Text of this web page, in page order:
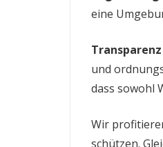
eine
Transparenz
und
dass sowohl
Wir
schützen.